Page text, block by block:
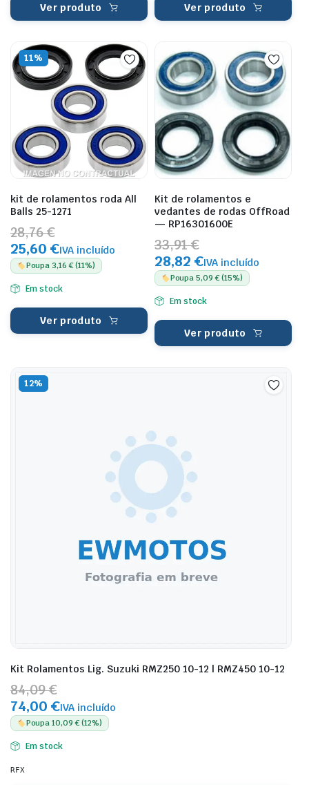
Ver produto Ver produto
11%
kit de rolamentos roda All
Balls 25-1271
28,76 €
25,60 €IVA incluído
Poupa 3,16 € (11%)
Em stock
Ver produto
Kit de rolamentos e
vedantes de rodas OffRoad
— RP16301600E
33,91 €
28,82 €IVA incluído
Poupa 5,09 € (15%)
Em stock
Ver produto
12%
Kit Rolamentos Lig. Suzuki RMZ250 10-12 | RMZ450 10-12
84,09 €
74,00 €IVA incluído
Poupa 10,09 € (12%)
Em stock
RFX